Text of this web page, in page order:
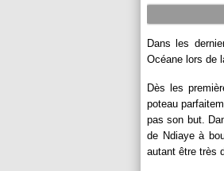
Dans les
Océane lors de
Dès les
poteau
pas son but.
de Ndiaye à
autant être très